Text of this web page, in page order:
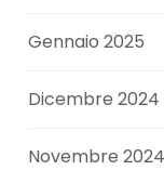
Gennaio 2025
Dicembre 2024
Novembre 2024